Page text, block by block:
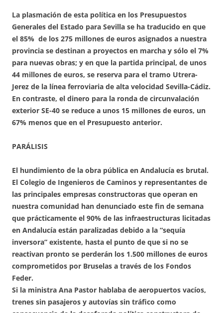
La plasmación de esta política en los Presupuestos
Generales del Estado para Sevilla se ha traducido en que
el 85% de los 275 millones de euros asignados a nuestra
provincia se destinan a proyectos en marcha y sólo el 7%
para nuevas obras; y en que la partida principal, de unos
44 millones de euros, se reserva para el tramo Utrera-
Jerez de la línea ferroviaria de alta velocidad Sevilla-Cádiz.
En contraste, el dinero para la ronda de circunvalación
exterior SE-40 se reduce a unos 15 millones de euros, un
67% menos que en el Presupuesto anterior.
PARÁLISIS
El hundimiento de la obra pública en Andalucía es brutal.
El Colegio de Ingenieros de Caminos y representantes de
las principales empresas constructoras que operan en
nuestra comunidad han denunciado este fin de semana
que prácticamente el 90% de las infraestructuras licitadas
en Andalucía están paralizadas debido a la “sequía
inversora” existente, hasta el punto de que si no se
reactivan pronto se perderán los 1.500 millones de euros
comprometidos por Bruselas a través de los Fondos
Feder.
Si la ministra Ana Pastor hablaba de aeropuertos vacíos,
trenes sin pasajeros y autovías sin tráfico como